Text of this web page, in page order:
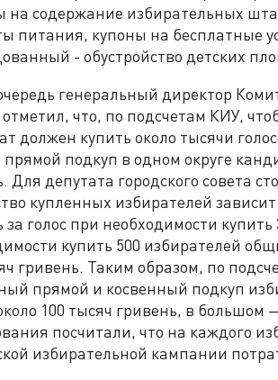
на содержание избирательных
питания, купоны на бесплатные
- обустройство детских
генеральный директор
что, по подсчетам КИУ,
должен купить около тысячи
прямой подкуп в одном округе
Для депутата городского совета
купленных избирателей
за голос при необходимости
купить 500 избирателей
гривень. Таким образом, по
прямой и косвенный подкуп
100 тысяч гривень, в
посчитали, что на каждого
избирательной кампании